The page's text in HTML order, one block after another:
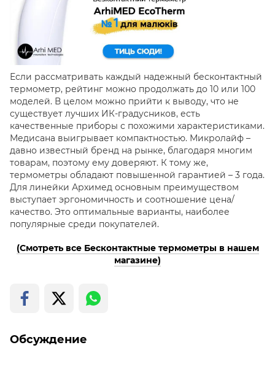
Если рассматривать каждый надежный бесконтактный
термометр, рейтинг можно продолжать до 10 или 100
моделей. В целом можно прийти к выводу, что не
существует лучших ИК-градусников, есть
качественные приборы с похожими характеристиками.
Медисана выигрывает компактностью. Микролайф –
давно известный бренд на рынке, благодаря многим
товарам, поэтому ему доверяют. К тому же,
термометры обладают повышенной гарантией – 3 года.
Для линейки Архимед основным преимуществом
выступает эргономичность и соотношение цена/
качество. Это оптимальные варианты, наиболее
популярные среди покупателей.
(Смотреть все Бесконтактные термометры в нашем
магазине)
Обсуждение